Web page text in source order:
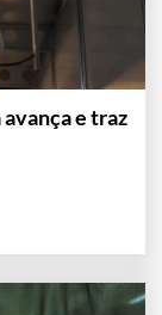
e traz